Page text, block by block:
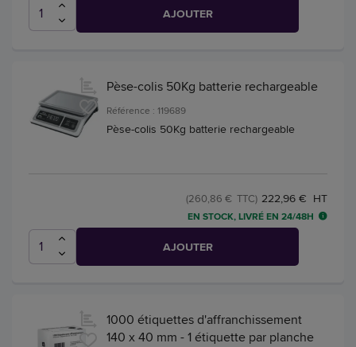
AJOUTER
Pèse-colis 50Kg batterie rechargeable
Référence : 119689
Pèse-colis 50Kg batterie rechargeable
222,96 € HT
(260,86 € TTC)
EN STOCK, LIVRÉ EN 24/48H
AJOUTER
1000 étiquettes d'affranchissement
140 x 40 mm - 1 étiquette par planche